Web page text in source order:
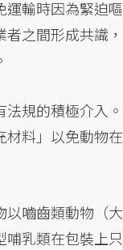
輸時因為緊迫嘔
之間形成共識，
規的積極介入。
材料」以免動物在
以嚙齒類動物（大
乳類在包裝上只